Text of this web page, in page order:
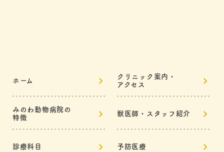
ホーム
クリニック案内・
アクセス
みのわ動物病院の
特徴
獣医師・スタッフ紹介
診療科目 予防医療